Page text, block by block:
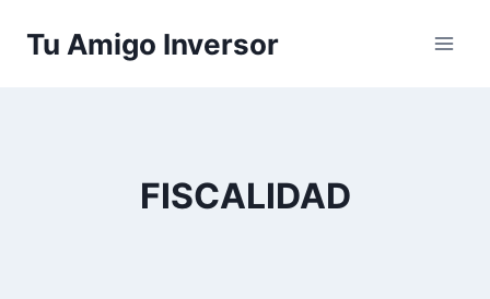
Tu Amigo Inversor
FISCALIDAD